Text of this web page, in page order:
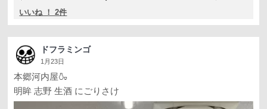
いいね ！ 2件
ドフラミンゴ
1月23日
本郷河内屋🍶
明眸 志野 生酒 にごりさけ